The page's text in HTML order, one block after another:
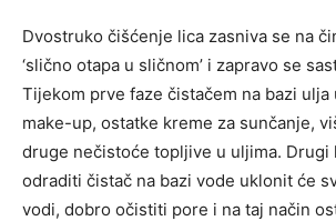
Dvostruko čišćenje lica zasniva se na
‘slično otapa u sličnom’ i zapravo se
Tijekom prve faze čistačem na bazi ulja
make-up, ostatke kreme za sunčanje,
druge nečistoće topljive u uljima. Drugi
odraditi čistač na bazi vode uklonit će
vodi, dobro očistiti pore i na taj način